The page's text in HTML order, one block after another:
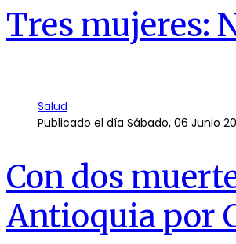
Tres mujeres:
Salud
Publicado el día Sábado, 06 Junio
Con dos
Antioquia por